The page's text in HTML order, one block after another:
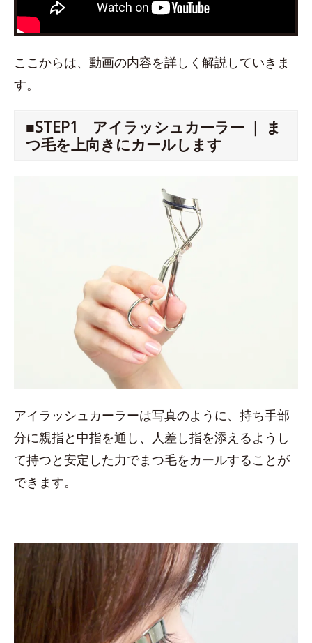
ここからは、動画の内容を詳しく解説していきま
す。
■STEP1 アイラッシュカーラー ｜ ま
つ毛を上向きにカールします
アイラッシュカーラーは写真のように、持ち手部
分に親指と中指を通し、人差し指を添えるようし
て持つと安定した力でまつ毛をカールすることが
できます。